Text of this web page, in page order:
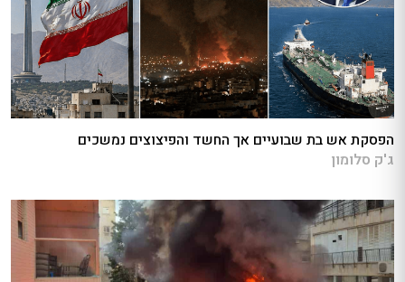
הפסקת אש בת שבועיים אך החשד והפיצוצים נמשכים
ג'ק סלומון